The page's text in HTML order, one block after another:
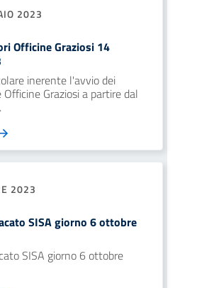
2023
Officine Graziosi 14
inerente l'avvio dei
Graziosi a partire dal
2023
SISA giorno 6 ottobre
SISA giorno 6 ottobre